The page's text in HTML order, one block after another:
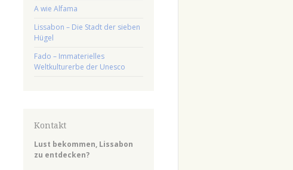
A wie Alfama
Lissabon – Die Stadt der sieben
Hügel
Fado – Immaterielles
Weltkulturerbe der Unesco
Kontakt
Lust bekommen, Lissabon
zu entdecken?